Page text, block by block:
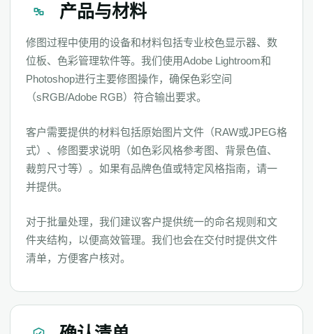
产品与材料
修图过程中使用的设备和材料包括专业校色显示器、数
位板、色彩管理软件等。我们使用Adobe Lightroom和
Photoshop进行主要修图操作，确保色彩空间
（sRGB/Adobe RGB）符合输出要求。
客户需要提供的材料包括原始图片文件（RAW或JPEG格
式）、修图要求说明（如色彩风格参考图、背景色值、
裁剪尺寸等）。如果有品牌色值或特定风格指南，请一
并提供。
对于批量处理，我们建议客户提供统一的命名规则和文
件夹结构，以便高效管理。我们也会在交付时提供文件
清单，方便客户核对。